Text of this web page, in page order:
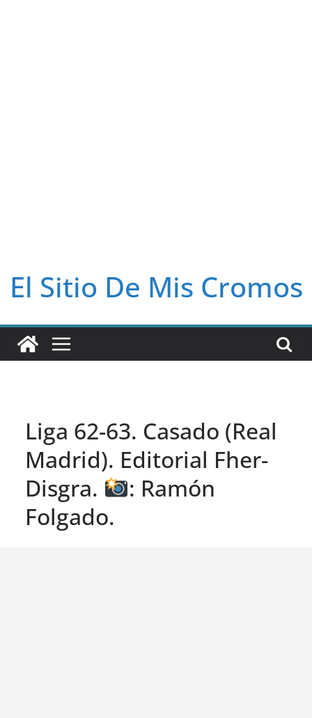
El Sitio De Mis Cromos
Liga 62-63. Casado (Real
Madrid). Editorial Fher-
Disgra.
: Ramón
Folgado.